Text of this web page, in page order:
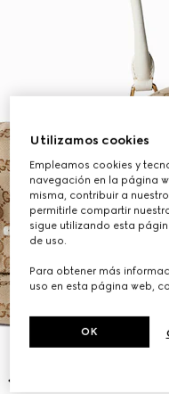
Utilizamos cookies
Empleamos cookies y
navegación en la página
misma, contribuir a
permitirle compartir
sigue utilizando esta
de uso.
Para obtener más
uso en esta página web,
OK